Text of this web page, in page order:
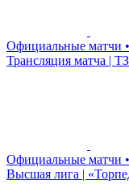
Официальные матчи
Трансляция матча |
Официальные матчи
Высшая лига |